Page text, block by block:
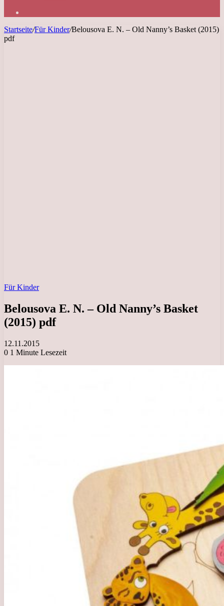
Startseite/Für Kinder/Belousova E. N. – Old Nanny’s Basket (2015)
pdf
Für Kinder
Belousova E. N. – Old Nanny’s Basket
(2015) pdf
12.11.2015
0 1 Minute Lesezeit